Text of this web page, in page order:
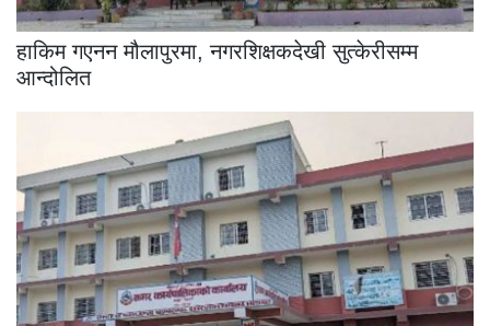
हाकिम गएनन मौलापुरमा, नगरशिक्षकदेखी सुत्केरीसम्म
आन्दोलित